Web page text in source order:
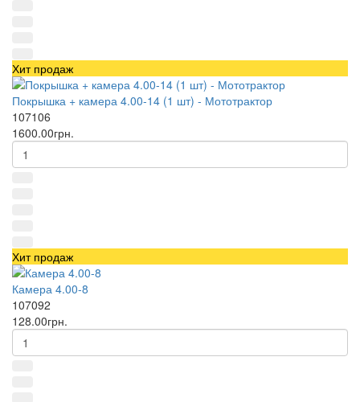
Хит продаж
Покрышка + камера 4.00-14 (1 шт) - Мототрактор
107106
1600.00грн.
Хит продаж
Камера 4.00-8
107092
128.00грн.